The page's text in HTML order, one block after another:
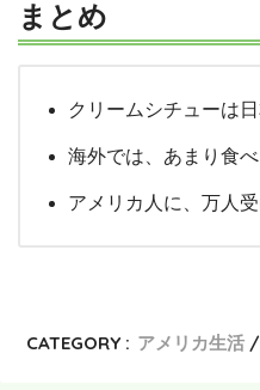
まとめ
クリームシチューは日
海外では、あまり食
アメリカ人に、万人
CATEGORY : アメリカ生活